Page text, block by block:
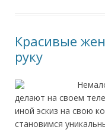
Красивые
руку
делают на своем
иной эскиз на свою
становимся